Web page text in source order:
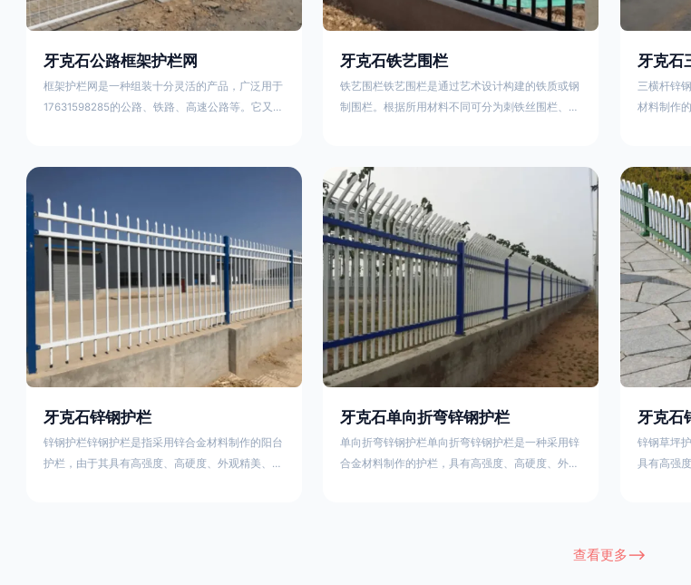
牙克石公路框架护栏网
框架护栏网是一种组装十分灵活的产品，广泛用于
17631598285的公路、铁路、高速公路等。它又被
而成，具有防腐、抗锈、美观等特点 。框架护栏
理(换填夯实),顺坡和开挖基坑，立柱临时定位，安
装防护栏网片，浇筑立柱混泥土基础，护栏网整体
紧固及调整 。框架护栏网的规格包括以下内容：
牙克石铁艺围栏
铁艺围栏铁艺围栏是通过艺术设计构建的铁质或钢
制围栏。根据所用材料不同可分为刺铁丝围栏、电
栏、水泥围栏等。铁艺围栏是通过艺术设计构建的
铁质或钢制围栏。根据所用材料不同可分为刺铁丝
围栏、电围栏、木桩围栏、生物围栏、铁丝网围
栏、沟围栏、土墙围栏、石块墙围栏、柳芭围栏、
PVC围栏、水泥围栏等。如果您需要使用铁艺围
栏，建议
牙克石
三横杆锌
材料制作
通等使用
业生产锌
下：1线条
用，经济
同场所的
牙克石锌钢护栏
锌钢护栏锌钢护栏是指采用锌合金材料制作的阳台
护栏，由于其具有高强度、高硬度、外观精美、色
牙克石单向折弯锌钢护栏
单向折弯锌钢护栏单向折弯锌钢护栏是一种采用锌
合金材料制作的护栏，具有高强度、高硬度、外观
栓，再加上防盗垫圈，这样能够避免护栏被人轻易
牙克石
锌钢草坪
具有高强
查看更多-->